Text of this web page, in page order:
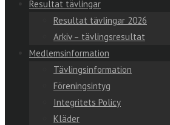
Resultat tävlingar
Resultat tävlingar 2026
Arkiv – tävlingsresultat
Medlemsinformation
Tävlingsinformation
Föreningsintyg
Integritets Policy
Kläder